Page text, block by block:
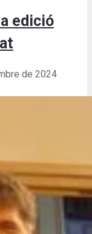
edició
de 2024